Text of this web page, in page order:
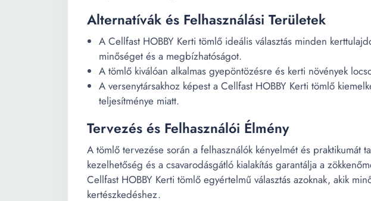
Alternatívák és Felhasználási Területek
A Cellfast HOBBY Kerti tömlő ideális választás minden
minőséget és a megbízhatóságot.
A tömlő kiválóan alkalmas gyepöntözésre és kerti növények
A versenytársakhoz képest a Cellfast HOBBY Kerti tömlő
teljesítménye miatt.
Tervezés és Felhasználói Élmény
A tömlő tervezése során a felhasználók kényelmét és praktikumát
kezelhetőség és a csavarodásgátló kialakítás garantálja a
Cellfast HOBBY Kerti tömlő egyértelmű választás azoknak, akik
kertészkedéshez.